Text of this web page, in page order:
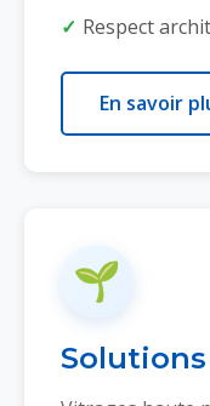
Respect
En savoir
🌱